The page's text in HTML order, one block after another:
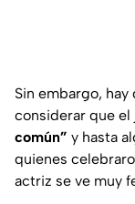
Sin embargo,
considerar que el
común” y hasta
quienes
actriz se ve muy